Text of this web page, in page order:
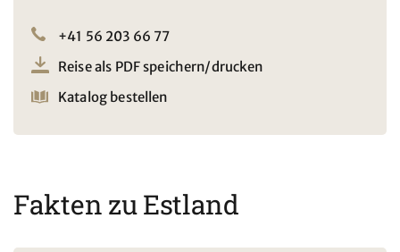
+41 56 203 66 77
Reise als PDF speichern/drucken
Katalog bestellen
Fakten zu Estland